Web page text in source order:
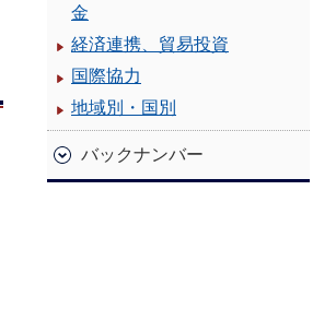
金
経済連携、貿易投資
国際協力
地域別・国別
バックナンバー